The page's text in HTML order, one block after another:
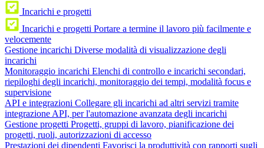
Incarichi e progetti
Incarichi e progetti Portare a termine il lavoro più facilmente e
velocemente
Gestione incarichi Diverse modalità di visualizzazione degli
incarichi
Monitoraggio incarichi Elenchi di controllo e incarichi secondari,
riepiloghi degli incarichi, monitoraggio dei tempi, modalità focus e
supervisione
API e integrazioni Collegare gli incarichi ad altri servizi tramite
integrazione API, per l'automazione avanzata degli incarichi
Gestione progetti Progetti, gruppi di lavoro, pianificazione dei
progetti, ruoli, autorizzazioni di accesso
Prestazioni dei dipendenti Favorisci la produttività con rapporti sugli